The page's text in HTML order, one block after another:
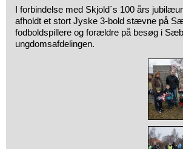
I forbindelse med Skjold´s 100 års
afholdt et stort Jyske 3-bold stævne på
fodboldspillere og forældre på besøg i
ungdomsafdelingen.